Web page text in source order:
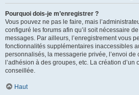
Pourquoi dois-je m’enregistrer ?
Vous pouvez ne pas le faire, mais
configuré les forums afin qu’il soit nécessaire
messages. Par ailleurs, l’enregistrement vous
fonctionnalités supplémentaires inaccessibles
personnalisés, la messagerie privée, l’envoi
l’adhésion à des groupes, etc. La création
conseillée.
Haut